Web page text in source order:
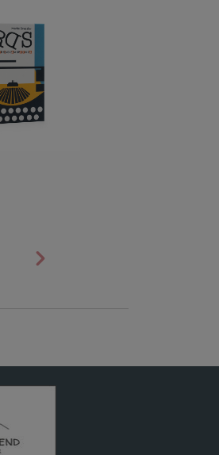
Nächste